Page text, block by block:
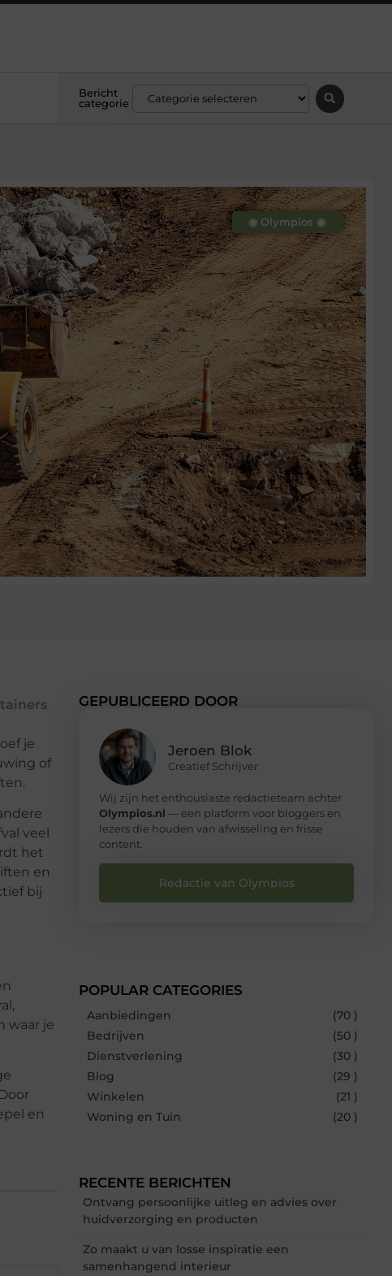
Bericht
categorie
◉ Olympios ◉
je
of
veel
het
en
bij
waar je
en
GEPUBLICEERD DOOR
Jeroen Blok
Creatief Schrijver
Wij zijn het enthousiaste redactieteam achter
Olympios.nl — een platform voor bloggers en
lezers die houden van afwisseling en frisse
content.
Redactie van Olympios
POPULAR CATEGORIES
Aanbiedingen
(70 )
Bedrijven
(50 )
Dienstverlening
(30 )
Blog
(29 )
Winkelen
(21 )
Woning en Tuin
(20 )
RECENTE BERICHTEN
Ontvang persoonlijke uitleg en advies over
huidverzorging en producten
Zo maakt u van losse inspiratie een
samenhangend interieur